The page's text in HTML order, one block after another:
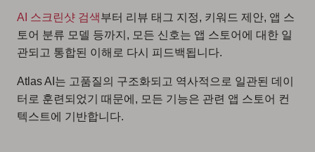
AI 스크린샷 검색부터 리뷰 태그 지정, 키워드 제안, 앱 스
토어 분류 모델 등까지, 모든 신호는 앱 스토어에 대한 일
관되고 통합된 이해로 다시 피드백됩니다.
Atlas AI는 고품질의 구조화되고 역사적으로 일관된 데이
터로 훈련되었기 때문에, 모든 기능은 관련 앱 스토어 컨
텍스트에 기반합니다.